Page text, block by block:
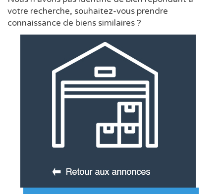
votre recherche, souhaitez-vous prendre
connaissance de biens similaires ?